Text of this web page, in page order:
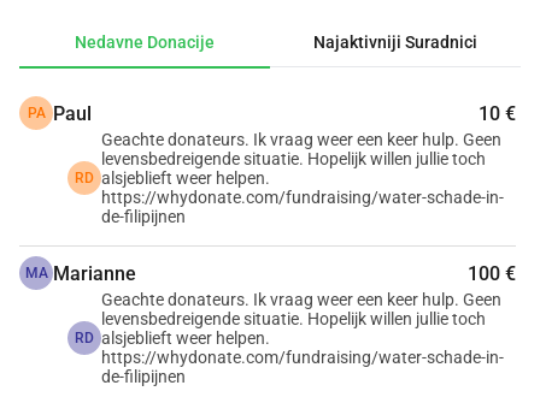
doživljavamo kao dio naše obitelji.
Nedavno je njihova 12-godišnja kćer, Wendhell, ozbiljno
jake glavobolje i probavne smetnje tjednima. Na kraju je
hitno morala biti primljena u bolnicu. Tamo je nekoliko
dana doslovno bila na rubu života i smrti.
Srećom, sada je ponovno kod kuće, ali je još uvijek
izuzetno oslabljena. Ustvari, trebala je dužu njegu, ali
financijska situacija to jednostavno nije dopuštala.
Do sada su moja supruga i ja snosili sve troškove putem
ušteđevine, IKB-a i prodaje godišnjih odmora ali sada su
bolnički računi postali previsoki da bismo to mogli sami
Nedavne Donacije Najaktivniji Suradnici
PA Paul 10 €
RD
Geachte donateurs. Ik vraag weer een keer hulp. Geen
levensbedreigende situatie. Hopelijk willen jullie toch
alsjeblieft weer helpen.
https://whydonate.com/fundraising/water-schade-in-
de-filipijnen
MA Marianne 100 €
RD
Geachte donateurs. Ik vraag weer een keer hulp. Geen
levensbedreigende situatie. Hopelijk willen jullie toch
alsjeblieft weer helpen.
https://whydonate.com/fundraising/water-schade-in-
de-filipijnen